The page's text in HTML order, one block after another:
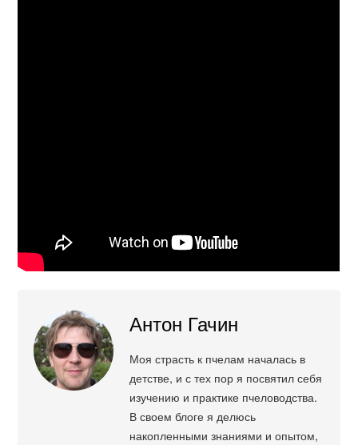
Антон Гачин
Моя страсть к пчелам началась в
детстве, и с тех пор я посвятил себя
изучению и практике пчеловодства.
В своем блоге я делюсь
накопленными знаниями и опытом,